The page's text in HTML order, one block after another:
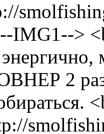
IMG1-->
2